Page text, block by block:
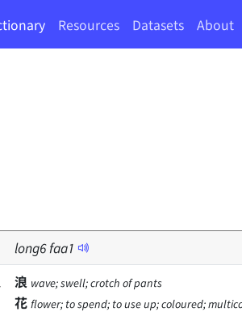
Resources Datasets About
long6faa1
浪 wave; swell; crotch of pants
花 flower; to spend; to use up; coloured;